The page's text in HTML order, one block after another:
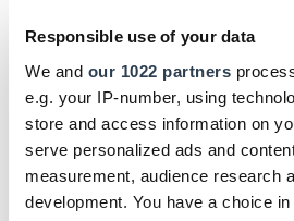
Responsible use of your data
We and our 1022 partners
e.g. your IP-number, using
store and access information on
serve personalized ads and
measurement, audience research
development. You have a choice
DHB jetzt auch digital!
Einfach hier klicken und für das
Handwerksblatt (DHB)
Text:Stefan Buhren/ handwerksblatt.de